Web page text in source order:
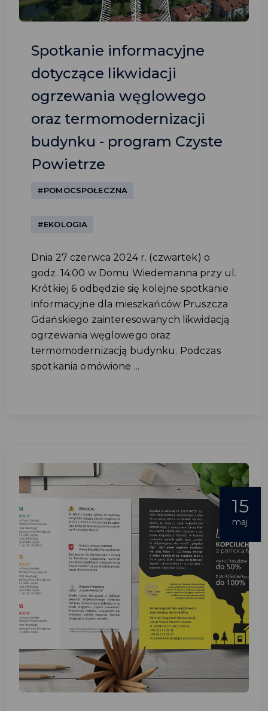
Spotkanie informacyjne
dotyczące likwidacji
ogrzewania węglowego
oraz termomodernizacji
budynku - program Czyste
Powietrze
#POMOCSPOŁECZNA
#EKOLOGIA
Dnia 27 czerwca 2024 r. (czwartek) o
godz. 14:00 w Domu Wiedemanna przy ul.
Krótkiej 6 odbędzie się kolejne spotkanie
informacyjne dla mieszkańców Pruszcza
Gdańskiego zainteresowanych likwidacją
ogrzewania węglowego oraz
termomodernizacją budynku. Podczas
spotkania omówione ...
15
maj